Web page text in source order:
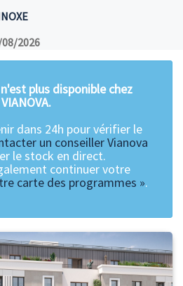
2026
plus disponible chez
VIANOVA.
dans 24h pour vérifier le
un conseiller Vianova
le stock en direct.
continuer votre
carte des programmes ».